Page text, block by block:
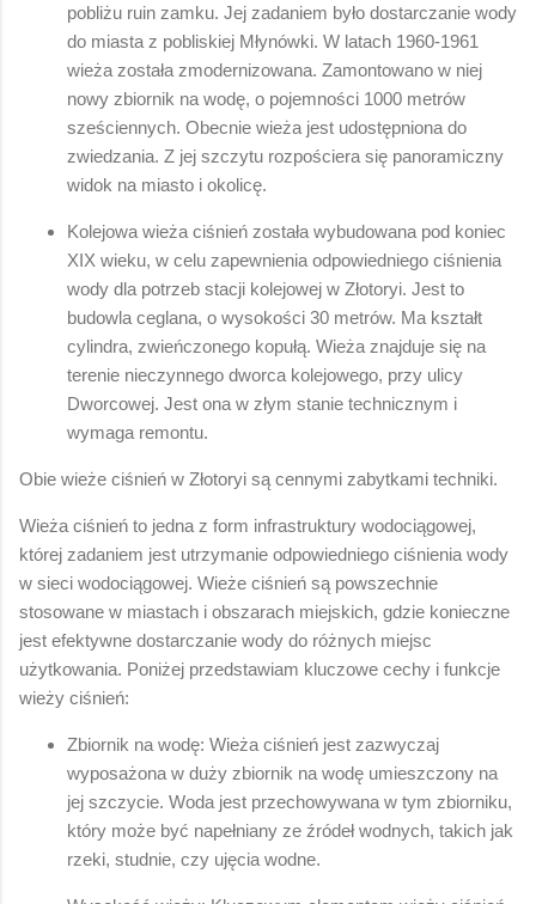
pobliżu ruin zamku. Jej zadaniem było dostarczanie wody
do miasta z pobliskiej Młynówki. W latach 1960-1961
wieża została zmodernizowana. Zamontowano w niej
nowy zbiornik na wodę, o pojemności 1000 metrów
sześciennych. Obecnie wieża jest udostępniona do
zwiedzania. Z jej szczytu rozpościera się panoramiczny
widok na miasto i okolicę.
Kolejowa wieża ciśnień została wybudowana pod koniec
XIX wieku, w celu zapewnienia odpowiedniego ciśnienia
wody dla potrzeb stacji kolejowej w Złotoryi. Jest to
budowla ceglana, o wysokości 30 metrów. Ma kształt
cylindra, zwieńczonego kopułą. Wieża znajduje się na
terenie nieczynnego dworca kolejowego, przy ulicy
Dworcowej. Jest ona w złym stanie technicznym i
wymaga remontu.
Obie wieże ciśnień w Złotoryi są cennymi zabytkami techniki.
Wieża ciśnień to jedna z form infrastruktury wodociągowej,
której zadaniem jest utrzymanie odpowiedniego ciśnienia wody
w sieci wodociągowej. Wieże ciśnień są powszechnie
stosowane w miastach i obszarach miejskich, gdzie konieczne
jest efektywne dostarczanie wody do różnych miejsc
użytkowania. Poniżej przedstawiam kluczowe cechy i funkcje
wieży ciśnień:
Zbiornik na wodę: Wieża ciśnień jest zazwyczaj
wyposażona w duży zbiornik na wodę umieszczony na
jej szczycie. Woda jest przechowywana w tym zbiorniku,
który może być napełniany ze źródeł wodnych, takich jak
rzeki, studnie, czy ujęcia wodne.